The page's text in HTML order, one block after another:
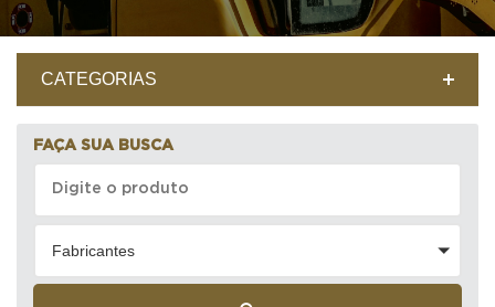
CATEGORIAS
FAÇA SUA BUSCA
Fabricantes